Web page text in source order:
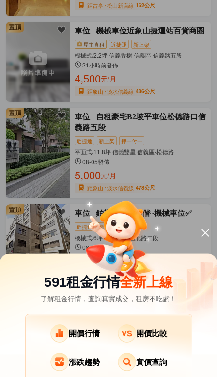
距古亭 松山新店線 162公尺
車位 機械車位近象山捷運站百貨商圈
屋主直租 近捷運 新上架
機械式/2.2坪 信義香榭 信義區-信義路五段
21小時前發佈
4,500元/月
距象山 淡水信義線 486公尺
車位
自租豪宅B2坡平車位松德路口信
義路五段
近捷運 新上架 押一付一
平面式/11.8坪 信義雙星 信義區-松德路
08-05發佈
5,000元/月
距象山 淡水信義線 478公尺
車位 鉑斯🚗雙連馬偕~機械車位✅
近捷運 新上架
機械式/6坪 中山區-中山北路二段
08-05發佈
3,600元/月
距雙連 淡水信義線 324公尺
其它租屋 熱門在租社區
北投區租屋
591租金行情全新上線
了解租金行情，查詢真實成交，租房不吃虧！
開價行情 開價比較
漲跌趨勢 實價查詢